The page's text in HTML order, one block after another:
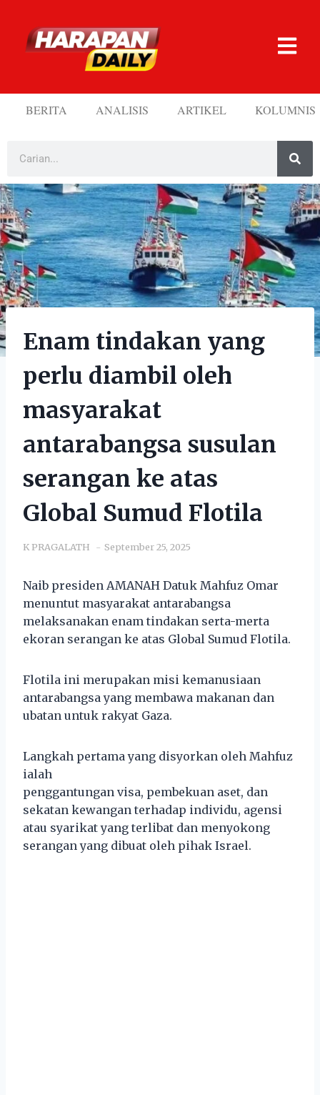
BERITA ANALISIS ARTIKEL KOLUMNIS
Enam tindakan yang
perlu diambil oleh
masyarakat
antarabangsa susulan
serangan ke atas
Global Sumud Flotila
K PRAGALATH September 25, 2025
Naib presiden AMANAH Datuk Mahfuz Omar
menuntut masyarakat antarabangsa
melaksanakan enam tindakan serta-merta
ekoran serangan ke atas Global Sumud Flotila.
Flotila ini merupakan misi kemanusiaan
antarabangsa yang membawa makanan dan
ubatan untuk rakyat Gaza.
Langkah pertama yang disyorkan oleh Mahfuz
ialah
penggantungan visa, pembekuan aset, dan
sekatan kewangan terhadap individu, agensi
atau syarikat yang terlibat dan menyokong
serangan yang dibuat oleh pihak Israel.